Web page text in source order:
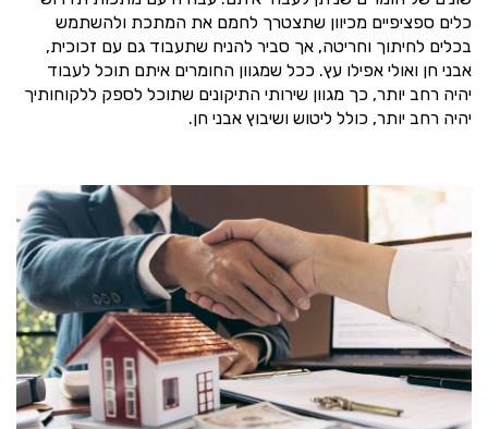
כלים ספציפיים מכיוון שתצטרך לחמם את המתכת ולהשתמש
בכלים לחיתוך וחריטה, אך סביר להניח שתעבוד גם עם זכוכית,
אבני חן ואולי אפילו עץ. ככל שמגוון החומרים איתם תוכל לעבוד
יהיה רחב יותר, כך מגוון שירותי התיקונים שתוכל לספק ללקוחותיך
יהיה רחב יותר, כולל ליטוש ושיבוץ אבני חן.